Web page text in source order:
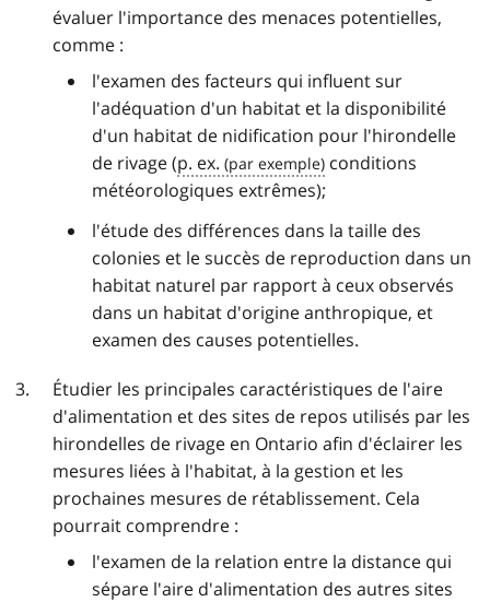
évaluer l'importance des menaces potentielles,
comme :
l'examen des facteurs qui influent sur
l'adéquation d'un habitat et la disponibilité
d'un habitat de nidification pour l'hirondelle
de rivage (p. ex.
conditions
météorologiques extrêmes);
l'étude des différences dans la taille des
colonies et le succès de reproduction dans un
habitat naturel par rapport à ceux observés
dans un habitat d'origine anthropique, et
examen des causes potentielles.
Étudier les principales caractéristiques de l'aire
d'alimentation et des sites de repos utilisés par les
hirondelles de rivage en Ontario afin d'éclairer les
mesures liées à l'habitat, à la gestion et les
prochaines mesures de rétablissement. Cela
pourrait comprendre :
l'examen de la relation entre la distance qui
sépare l'aire d'alimentation des autres sites